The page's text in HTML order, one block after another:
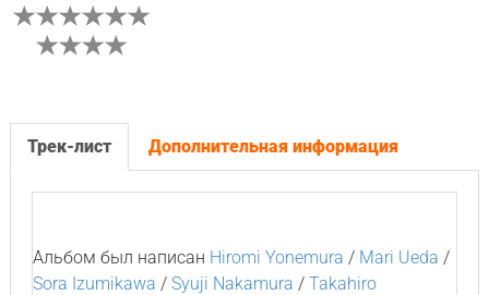
Трек-лист Дополнительная информация
Альбом был написан Hiromi Yonemura / Mari Ueda /
Sora Izumikawa / Syuji Nakamura / Takahiro